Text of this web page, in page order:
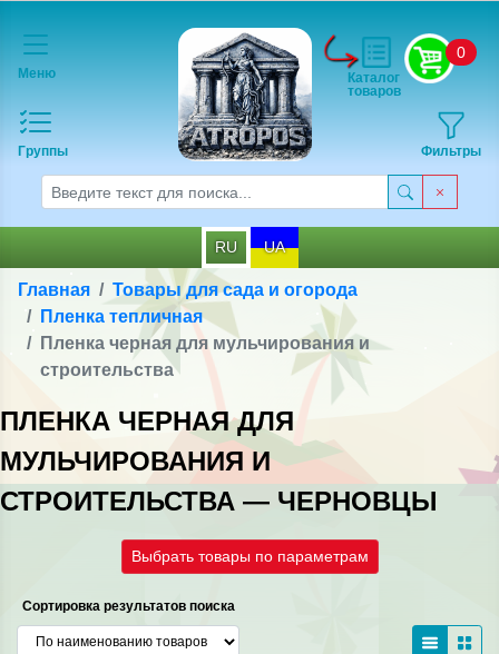
Меню
Группы
0
Фильтры
Каталог
товаров
RU UA
Главная
Товары для сада и огорода
Пленка тепличная
Пленка черная для мульчирования и
строительства
ПЛЕНКА ЧЕРНАЯ ДЛЯ
МУЛЬЧИРОВАНИЯ И
СТРОИТЕЛЬСТВА — ЧЕРНОВЦЫ
Выбрать товары по параметрам
Сортировка результатов поиска